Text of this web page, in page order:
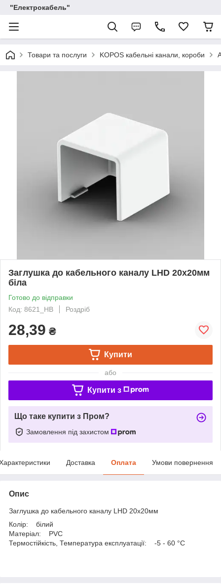
"Електрокабель"
Товари та послуги KOPOS кабельні канали, короби
Заглушка до кабельного каналу LHD 20x20мм
біла
Готово до відправки
Код: 8621_HB
Роздріб
28,39 ₴
Купити
або
Купити з
Що таке купити з Пром?
Замовлення під захистом
Доставка Оплата Умови повернення
Опис
Заглушка до кабельного каналу LHD 20x20мм
Колір: білий
Матеріал: PVC
Термостійкість, Температура експлуатації: -5 - 60 °C